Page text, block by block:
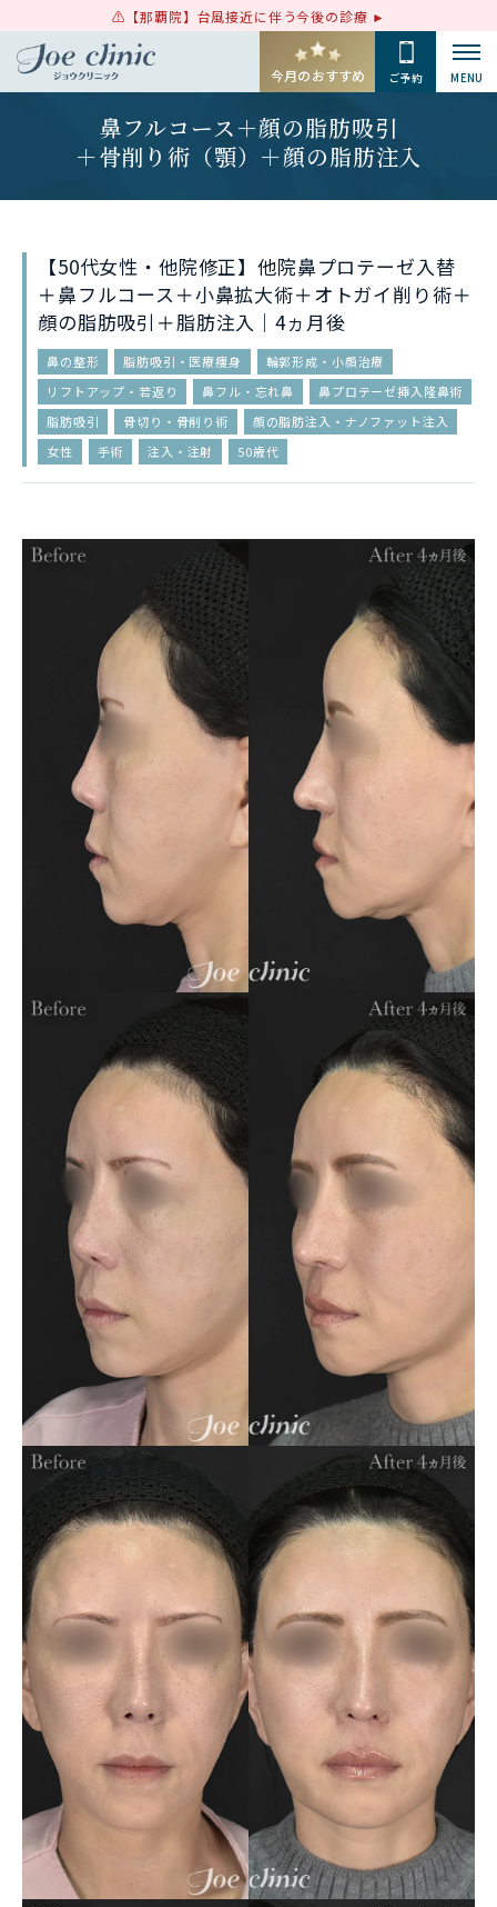
【那覇院】台風接近に伴う今後の診療
今月のおすすめ ご予約 MENU
鼻フルコース＋顔の脂肪吸引
＋骨削り術（顎）＋顔の脂肪注入
【50代女性・他院修正】他院鼻プロテーゼ入替
＋鼻フルコース＋小鼻拡大術＋オトガイ削り術＋
顔の脂肪吸引＋脂肪注入｜4ヵ月後
鼻の整形 脂肪吸引・医療痩身
輪郭形成・小顔治療
リフトアップ・若返り
鼻フル・忘れ鼻
鼻プロテーゼ挿入隆鼻術
脂肪吸引
骨切り・骨削り術
顔の脂肪注入・ナノファット注入
女性
手術 注入・注射 50歳代